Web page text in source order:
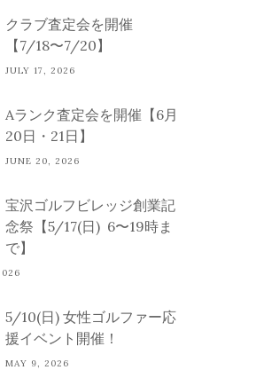
クラブ査定会を開催
【7/18〜7/20】
JULY 17, 2026
Aランク査定会を開催【6月
20日・21日】
JUNE 20, 2026
宝沢ゴルフビレッジ創業記
念祭【5/17(日) 6〜19時ま
で】
5/10(日) 女性ゴルファー応
援イベント開催！
MAY 9, 2026